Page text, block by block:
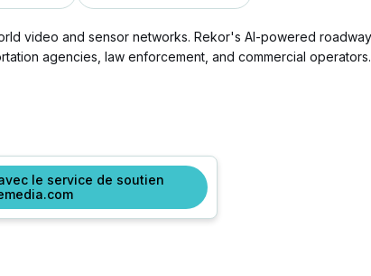
video and sensor networks. Rekor's AI-powered
agencies, law enforcement, and commercial operators.
le service de soutien